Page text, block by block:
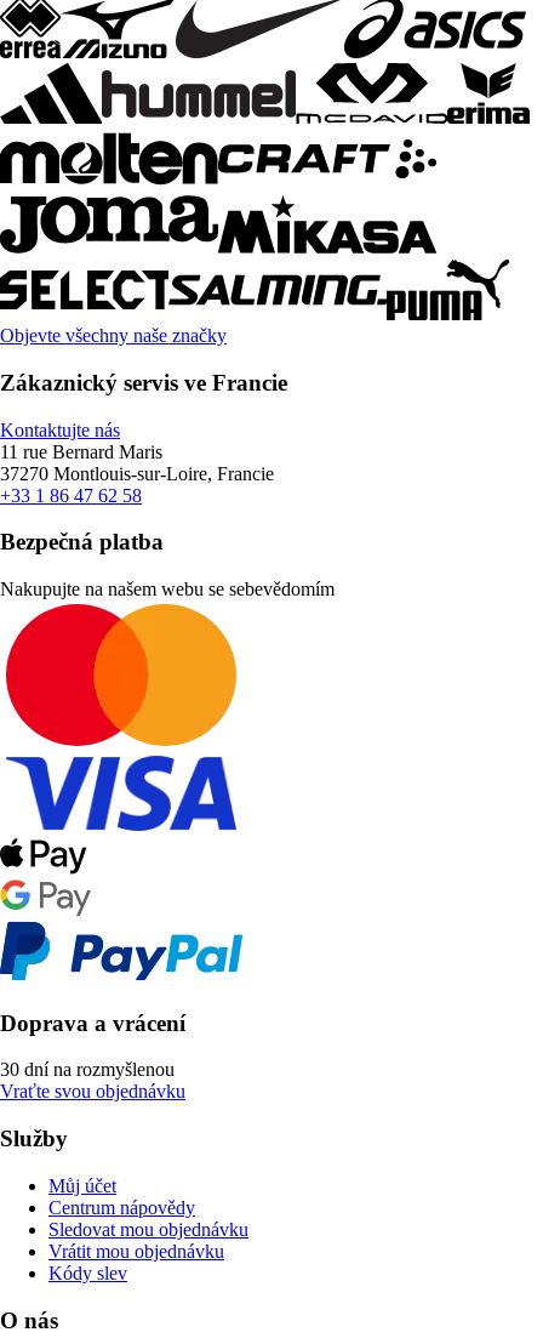
Objevte všechny naše značky
Zákaznický servis ve Francie
Kontaktujte nás
11 rue Bernard Maris
37270 Montlouis-sur-Loire, Francie
+33 1 86 47 62 58
Bezpečná platba
Nakupujte na našem webu se sebevědomím
Doprava a vrácení
30 dní na rozmyšlenou
Vraťte svou objednávku
Služby
Můj účet
Centrum nápovědy
Sledovat mou objednávku
Vrátit mou objednávku
Kódy slev
O nás